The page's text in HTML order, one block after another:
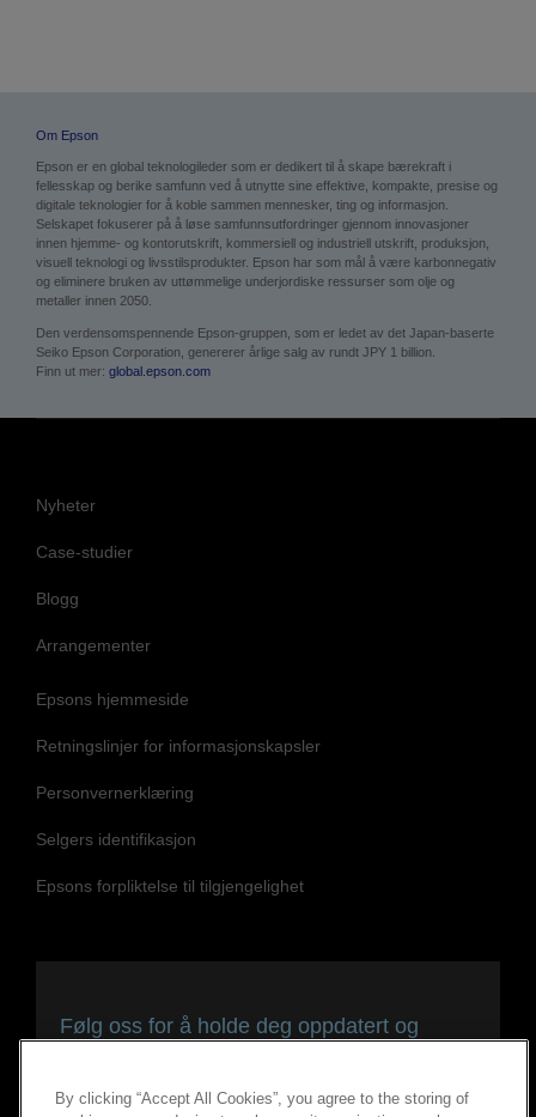
Om Epson
Epson er en global teknologileder som er dedikert til å skape bærekraft i
fellesskap og berike samfunn ved å utnytte sine effektive, kompakte, presise og
digitale teknologier for å koble sammen mennesker, ting og informasjon.
Selskapet fokuserer på å løse samfunnsutfordringer gjennom innovasjoner
innen hjemme- og kontorutskrift, kommersiell og industriell utskrift, produksjon,
visuell teknologi og livsstilsprodukter. Epson har som mål å være karbonnegativ
og eliminere bruken av uttømmelige underjordiske ressurser som olje og
metaller innen 2050.
Den verdensomspennende Epson-gruppen, som er ledet av det Japan-baserte
Seiko Epson Corporation, genererer årlige salg av rundt JPY 1 billion.
Finn ut mer: global.epson.com
Nyheter
Case-studier
Blogg
Arrangementer
Epsons hjemmeside
Retningslinjer for informasjonskapsler
Personvernerklæring
Selgers identifikasjon
Epsons forpliktelse til tilgjengelighet
Følg oss for å holde deg oppdatert og
By clicking “Accept All Cookies”, you agree to the storing of